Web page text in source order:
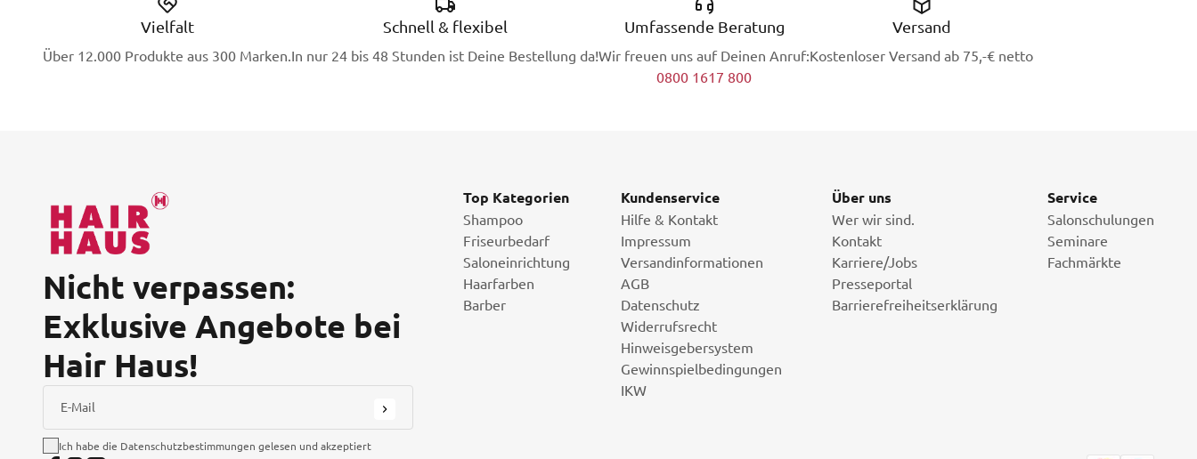
Vielfalt
Über 12.000 Produkte aus 300 Marken.
Schnell & flexibel
In nur 24 bis 48 Stunden ist Deine Bestellung da!
Umfassende Beratung
Wir freuen uns auf Deinen Anruf:
0800 1617 800
Versand
Kostenloser Versand ab 75,-€ netto
Nicht verpassen:
Exklusive Angebote bei
Hair Haus!
E-Mail
Ich habe die Datenschutzbestimmungen gelesen und akzeptiert
Top Kategorien
Shampoo
Friseurbedarf
Saloneinrichtung
Haarfarben
Barber
Kundenservice
Hilfe & Kontakt
Impressum
Versandinformationen
AGB
Datenschutz
Widerrufsrecht
Hinweisgebersystem
Gewinnspielbedingungen
IKW
Über uns
Wer wir sind.
Kontakt
Karriere/Jobs
Presseportal
Barrierefreiheitserklärung
Service
Salonschulungen
Seminare
Fachmärkte